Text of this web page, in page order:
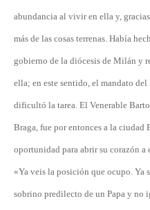
abundancia al vivir en ella y,
más de las cosas terrenas. Había
gobierno de la diócesis de Milán y
ella; en este sentido, el mandato del
dificultó la tarea. El Venerable
Braga, fue por entonces a la ciudad
oportunidad para abrir su corazón
«Ya veis la posición que ocupo. Ya
sobrino predilecto de un Papa y no